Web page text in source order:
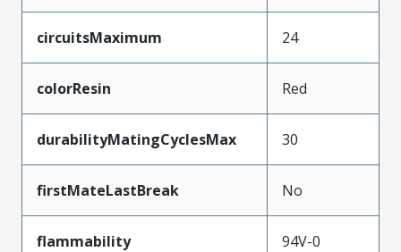
circuitsMaximum 24
colorResin Red
durabilityMatingCyclesMax 30
firstMateLastBreak No
flammability 94V-0